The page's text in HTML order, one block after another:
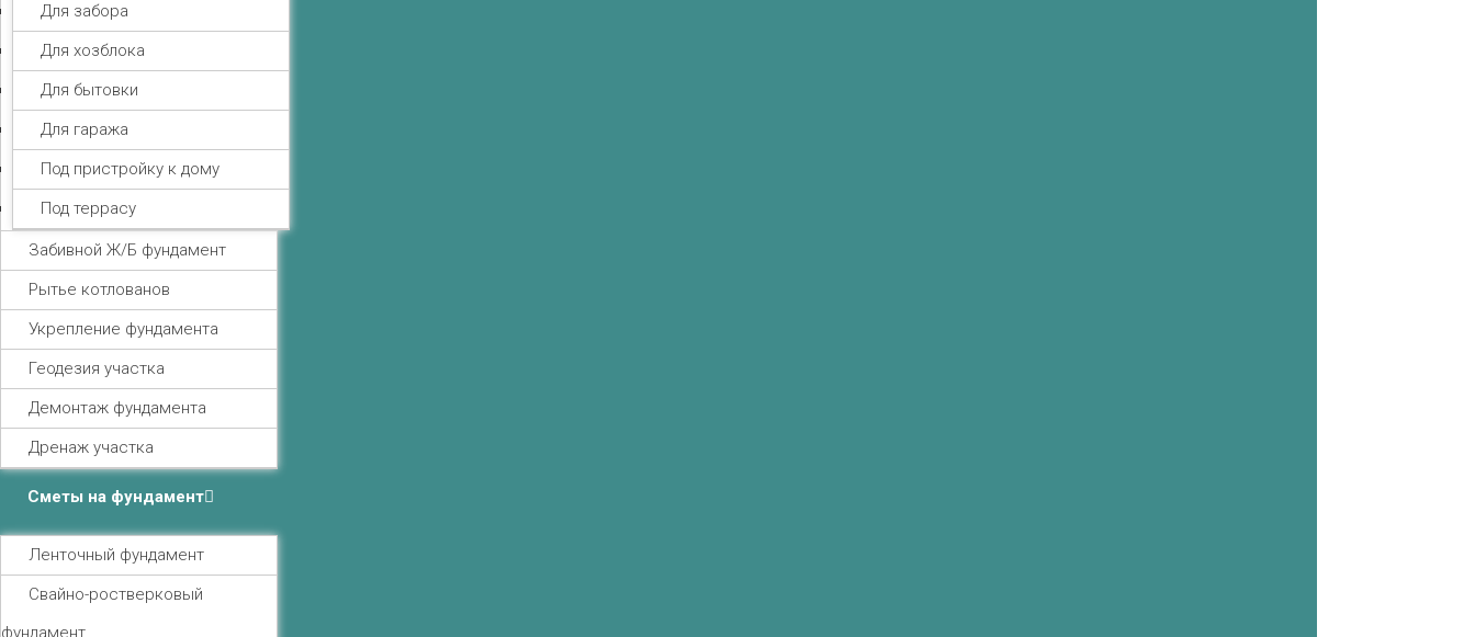
Для забора
Для хозблока
Для бытовки
Для гаража
Под пристройку к дому
Под террасу
Забивной Ж/Б фундамент
Рытье котлованов
Укрепление фундамента
Геодезия участка
Демонтаж фундамента
Дренаж участка
Сметы на фундамент
Ленточный фундамент
Свайно-ростверковый
фундамент